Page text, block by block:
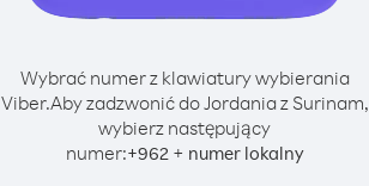
Wybrać numer z klawiatury wybierania
Viber.Aby zadzwonić do Jordania z Surinam,
wybierz następujący
numer:+962+ numer lokalny